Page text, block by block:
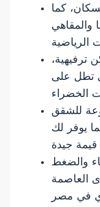
كما
والمقاهي
ترفيهية،
تطل على
للشقق
يوفر لك
والضغط
العاصمة